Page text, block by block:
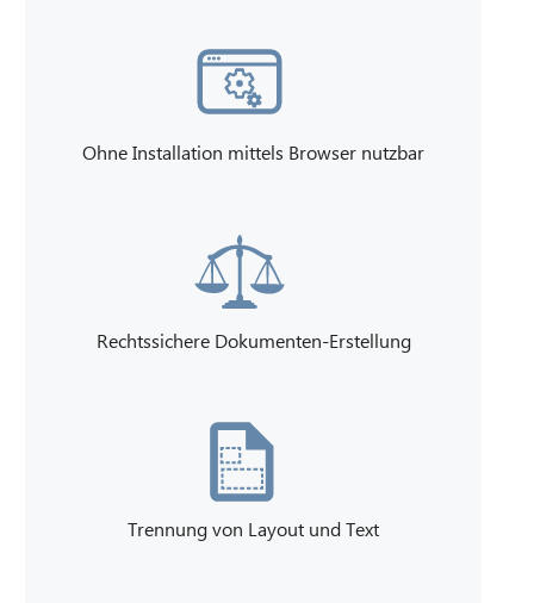
Ohne Installation mittels Browser nutzbar
Rechtssichere Dokumenten-Erstellung
Trennung von Layout und Text